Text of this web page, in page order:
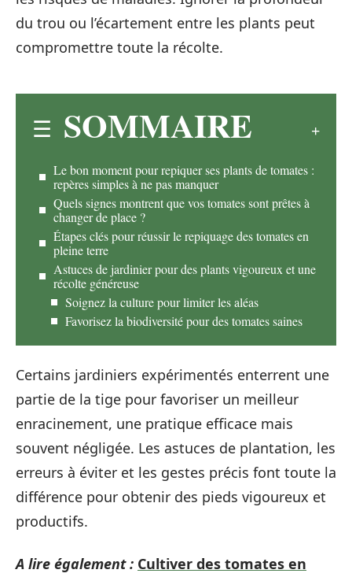
du trou ou l’écartement entre les plants peut
compromettre toute la récolte.
SOMMAIRE
Le bon moment pour repiquer ses plants de tomates :
repères simples à ne pas manquer
Quels signes montrent que vos tomates sont prêtes à
changer de place ?
Étapes clés pour réussir le repiquage des tomates en
pleine terre
Astuces de jardinier pour des plants vigoureux et une
récolte généreuse
Soignez la culture pour limiter les aléas
Favorisez la biodiversité pour des tomates saines
Certains jardiniers expérimentés enterrent une
partie de la tige pour favoriser un meilleur
enracinement, une pratique efficace mais
souvent négligée. Les astuces de plantation, les
erreurs à éviter et les gestes précis font toute la
différence pour obtenir des pieds vigoureux et
productifs.
A lire également : Cultiver des tomates en